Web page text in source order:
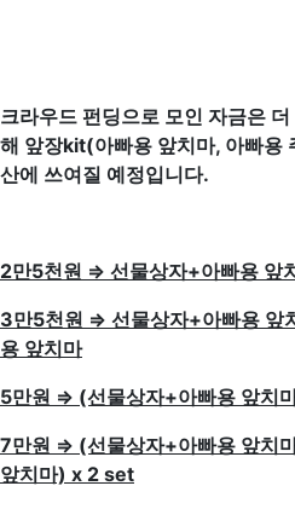
크라우드 펀딩으로 모인 자금은
해 앞장kit(아빠용 앞치마, 아빠용
산에 쓰여질 예정입니다.
2만5천원 ⇒ 선물상자+아빠용 앞
3만5천원 ⇒ 선물상자+아빠용 앞
용 앞치마
5만원 ⇒ (선물상자+아빠용 앞치
7만원 ⇒ (선물상자+아빠용 앞치
앞치마) x 2 set